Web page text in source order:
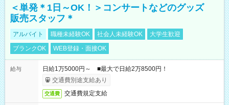
＜単発＊1日～OK！＞コンサートなどのグッズ
販売スタッフ＊
アルバイト 職種未経験OK 社会人未経験OK
大学生歓迎
ブランクOK
WEB登録・面接OK
給与
日給1万5000円～ ■最大で日給2万8500円！
交通費別途支給あり
交通費 交通費規定支給